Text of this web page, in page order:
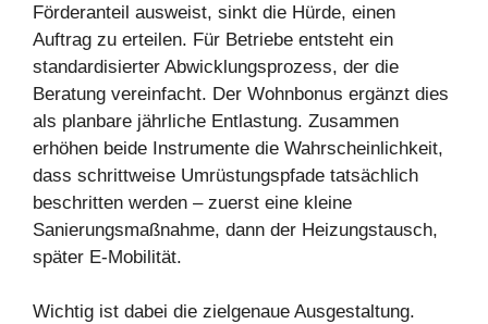
Förderanteil ausweist, sinkt die Hürde, einen
Auftrag zu erteilen. Für Betriebe entsteht ein
standardisierter Abwicklungsprozess, der die
Beratung vereinfacht. Der Wohnbonus ergänzt dies
als planbare jährliche Entlastung. Zusammen
erhöhen beide Instrumente die Wahrscheinlichkeit,
dass schrittweise Umrüstungspfade tatsächlich
beschritten werden – zuerst eine kleine
Sanierungsmaßnahme, dann der Heizungstausch,
später E-Mobilität.
Wichtig ist dabei die zielgenaue Ausgestaltung.